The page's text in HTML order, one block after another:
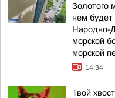
Золотого
нем будет
Народно-
морской
морской
14:34
Твой